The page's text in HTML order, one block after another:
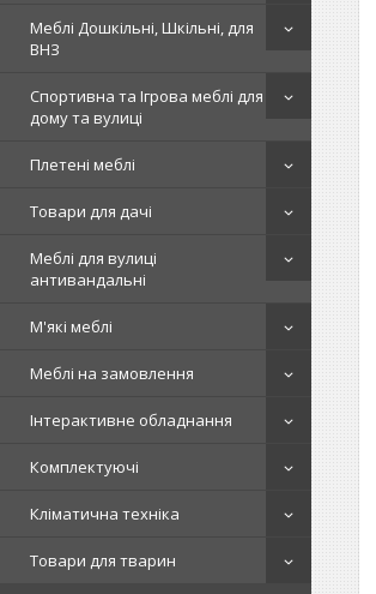
Меблі Дошкільні, Шкільні, для
ВНЗ
Спортивна та Ігрова меблі для
дому та вулиці
Плетені меблі
Товари для дачі
Меблі для вулиці
антивандальні
М'які меблі
Меблі на замовлення
Інтерактивне обладнання
Комплектуючі
Кліматична техніка
Товари для тварин